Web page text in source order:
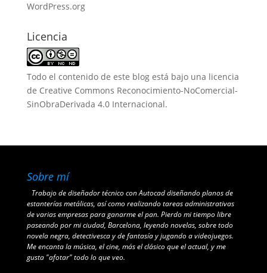
WordPress.org
Licencia
Todo el contenido de este blog está bajo una licencia
de Creative Commons Reconocimiento-NoComercial-
SinObraDerivada 4.0 Internacional.
Sobre mí
Trabajo de diseñador técnico con Autocad diseñando planos de
estanterías metálicas, así como realizando tareas administrativas
de varias empresas para ganarme el pan. Pierdo mi tiempo libre
paseando por mi ciudad, Barcelona, leyendo novelas, sobre todo
novela negra, detectivesca y de fantasía y jugando a videojuegos.
Me encanta la música, el cine, más el clásico que el actual, y me
gusta "afotar" todo lo que veo.